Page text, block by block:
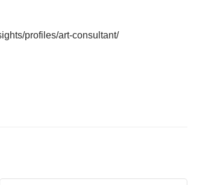
profiles/art-consultant/